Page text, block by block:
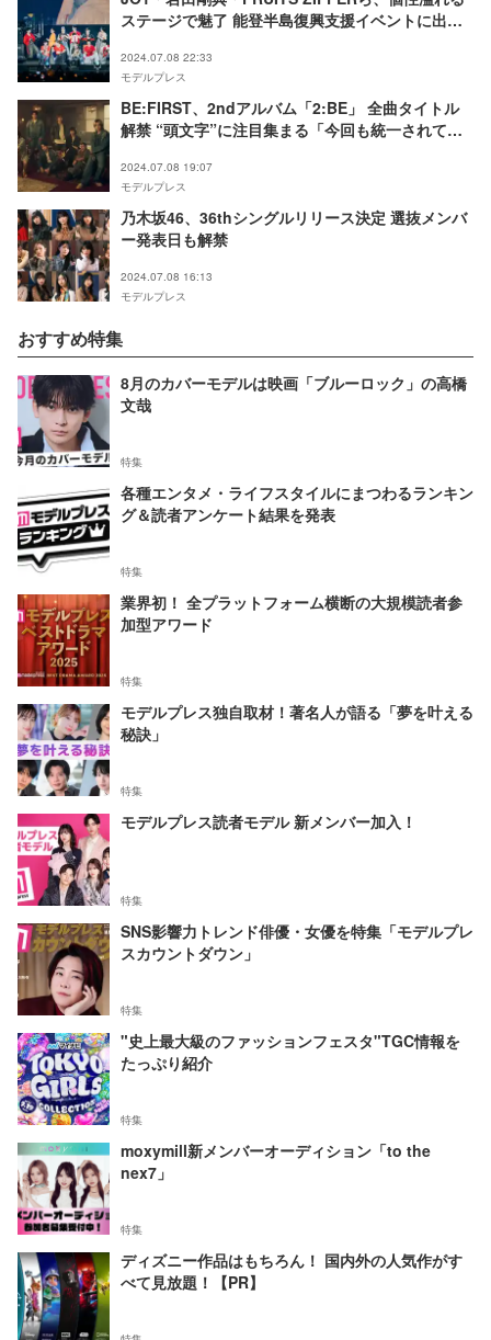
ステージで魅了 能登半島復興支援イベントに出演
2024.07.08 22:33
モデルプレス
BE:FIRST、2ndアルバム「2:BE」 全曲タイトル
解禁 “頭文字”に注目集まる「今回も統一されて
2024.07.08 19:07
モデルプレス
乃木坂46、36thシングルリリース決定 選抜メンバ
ー発表日も解禁
2024.07.08 16:13
モデルプレス
おすすめ特集
8月のカバーモデルは映画「ブルーロック」の高橋
文哉
特集
各種エンタメ・ライフスタイルにまつわるランキン
グ＆読者アンケート結果を発表
特集
業界初！ 全プラットフォーム横断の大規模読者参
加型アワード
特集
モデルプレス独自取材！著名人が語る「夢を叶える
秘訣」
特集
モデルプレス読者モデル 新メンバー加入！
特集
SNS影響力トレンド俳優・女優を特集「モデルプレ
スカウントダウン」
特集
"史上最大級のファッションフェスタ"TGC情報を
たっぷり紹介
特集
moxymill新メンバーオーディション「to the
nex7」
特集
ディズニー作品はもちろん！ 国内外の人気作がす
べて見放題！【PR】